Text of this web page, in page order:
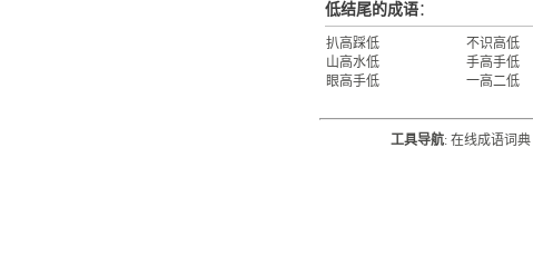
低结尾的成语：
扒高踩低 不识高低
山高水低
手高手低
眼高手低
一高二低
工具导航: 在线成语词典